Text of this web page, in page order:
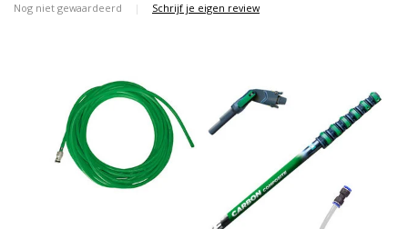
Nog niet gewaardeerd | Schrijf je eigen review